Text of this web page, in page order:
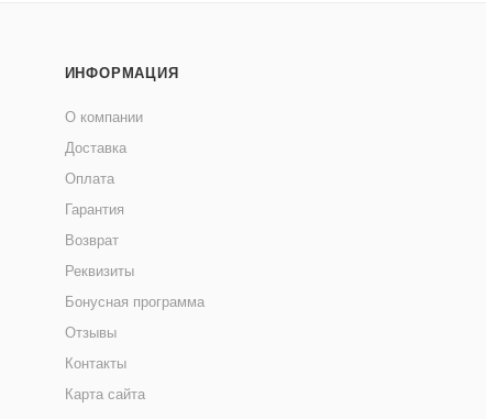
ИНФОРМАЦИЯ
О компании
Доставка
Оплата
Гарантия
Возврат
Реквизиты
Бонусная программа
Отзывы
Контакты
Карта сайта